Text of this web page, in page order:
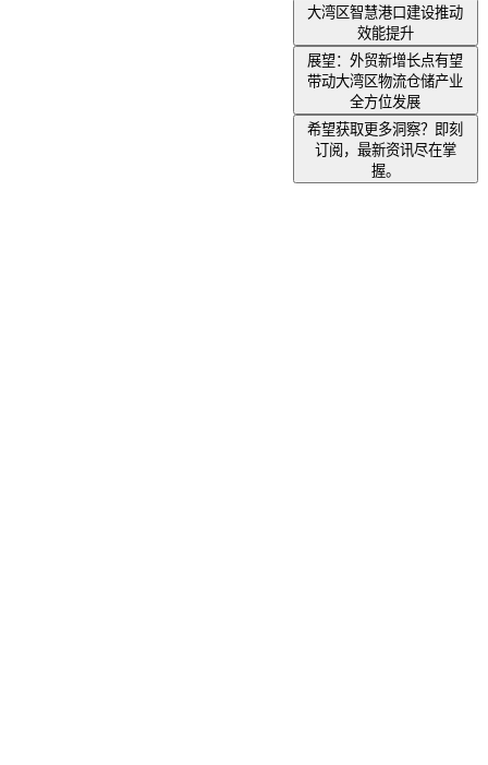
大湾区智慧港口建设推动
效能提升
展望：外贸新增长点有望
带动大湾区物流仓储产业
全方位发展
希望获取更多洞察？即刻
订阅，最新资讯尽在掌
握。